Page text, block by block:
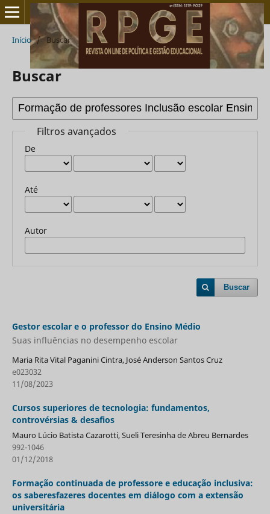
Início / Buscar
Buscar
Filtros avançados
De
Até
Autor
Buscar
Gestor escolar e o professor do Ensino Médio
Suas influências no desempenho escolar
Maria Rita Vital Paganini Cintra, José Anderson Santos Cruz
e023032
11/08/2023
Cursos superiores de tecnologia: fundamentos,
controvérsias & desafios
Mauro Lúcio Batista Cazarotti, Sueli Teresinha de Abreu Bernardes
992-1046
01/12/2018
Formação continuada de professore e educação inclusiva:
os saberesfazeres docentes em diálogo com a extensão
universitária